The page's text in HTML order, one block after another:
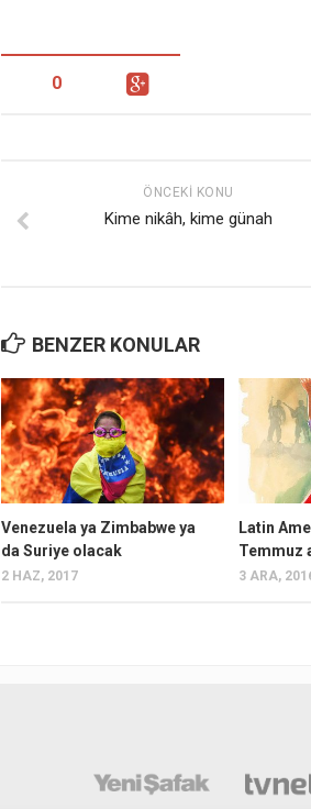
0
ÖNCEKI KONU
Kime nikâh, kime günah
BENZER KONULAR
Venezuela ya Zimbabwe ya
da Suriye olacak
2 HAZ, 2017
Latin
Temmuz
3 ARA,